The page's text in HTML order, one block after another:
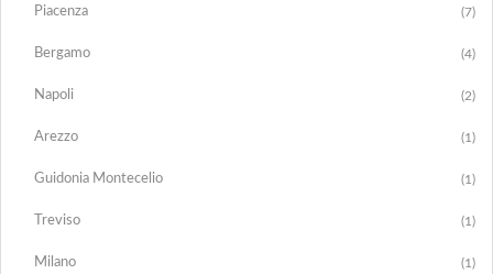
Piacenza (7)
Bergamo (4)
Napoli (2)
Arezzo (1)
Guidonia Montecelio (1)
Treviso (1)
Milano (1)